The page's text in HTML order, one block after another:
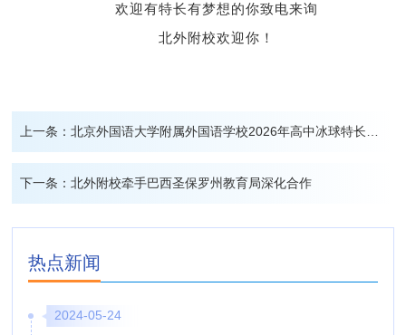
欢迎有特长有梦想的你致电来询
北外附校欢迎你！
上一条：
下一条： 北外附校牵手巴西圣保罗州教育局深化合作
热点新闻
2024-05-24